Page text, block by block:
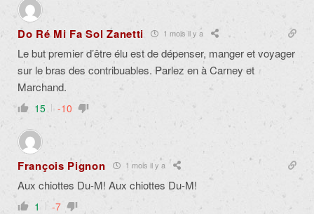
Do Ré Mi Fa Sol Zanetti 1 mois il y a
Le but premier d’être élu est de dépenser, manger et voyager
sur le bras des contribuables. Parlez en à Carney et
Marchand.
15 -10
François Pignon 1 mois il y a
Aux chiottes Du-M! Aux chiottes Du-M!
1 -7